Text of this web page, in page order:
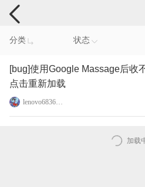
手机反馈
分类 状态
[bug]使用Google Massage后收
点击重新加载
lenovo68361835
加载